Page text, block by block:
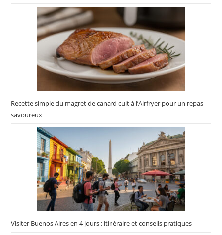
Recette simple du magret de canard cuit à l’Airfryer pour un repas
savoureux
Visiter Buenos Aires en 4 jours : itinéraire et conseils pratiques